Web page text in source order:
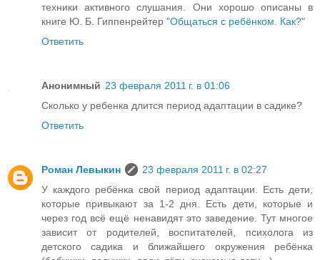
техники активного слушания. Они хорошо описаны в
книге Ю. Б. Гиппенрейтер "Общаться с ребёнком. Как?"
Ответить
Анонимный 23 февраля 2011 г. в 01:06
Сколько у ребенка длится период адаптации в садике?
Ответить
Роман Левыкин
23 февраля 2011 г. в 02:27
У каждого ребёнка свой период адаптации. Есть дети,
которые привыкают за 1-2 дня. Есть дети, которые и
через год всё ещё ненавидят это заведение. Тут многое
зависит от родителей, воспитателей, психолога из
детского садика и ближайшего окружения ребёнка